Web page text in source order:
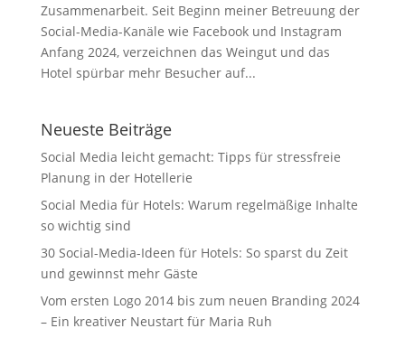
Zusammenarbeit. Seit Beginn meiner Betreuung der
Social-Media-Kanäle wie Facebook und Instagram
Anfang 2024, verzeichnen das Weingut und das
Hotel spürbar mehr Besucher auf...
Neueste Beiträge
Social Media leicht gemacht: Tipps für stressfreie
Planung in der Hotellerie
Social Media für Hotels: Warum regelmäßige Inhalte
so wichtig sind
30 Social-Media-Ideen für Hotels: So sparst du Zeit
und gewinnst mehr Gäste
Vom ersten Logo 2014 bis zum neuen Branding 2024
– Ein kreativer Neustart für Maria Ruh